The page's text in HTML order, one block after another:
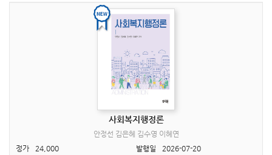
사회복지행정론
안정선 김은혜 김수영 이혜연
정가
24,000 발행일
2026-07-20